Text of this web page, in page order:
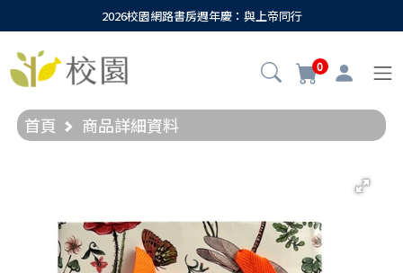
2026校園網路書房週年慶：與上帝同行
0
首頁 商品詳細資料